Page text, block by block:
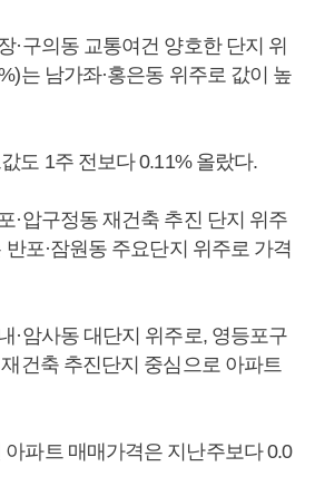
·구의동 교통여건 양호한 단지 위
는 남가좌·홍은동 위주로 값이 높
도 1주 전보다 0.11% 올랐다.
·압구정동 재건축 추진 단지 위주
포·잠원동 주요단지 위주로 가격
·암사동 대단지 위주로, 영등포구
건축 추진단지 중심으로 아파트
파트 매매가격은 지난주보다 0.0